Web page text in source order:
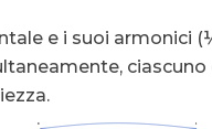
e i suoi armonici
ciascuno